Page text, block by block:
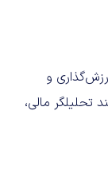
و
تحلیلگر مالی،